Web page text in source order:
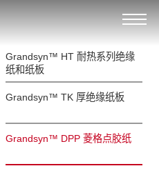
Grandsyn™ HT 耐热系列绝缘
纸和纸板
Grandsyn™ TK 厚绝缘纸板
Grandsyn™ DPP 菱格点胶纸